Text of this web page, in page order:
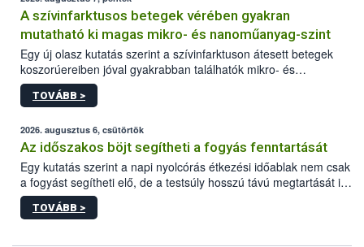
A szívinfarktusos betegek vérében gyakran
mutatható ki magas mikro- és nanoműanyag-szint
Egy új olasz kutatás szerint a szívinfarktuson átesett betegek
koszorúereiben jóval gyakrabban találhatók mikro- és
nanoműanyag-részecskék, mint az egészséges személyeknél.
TOVÁBB >
2026. augusztus 6, csütörtök
Az időszakos böjt segítheti a fogyás fenntartását
Egy kutatás szerint a napi nyolcórás étkezési időablak nem csak
a fogyást segítheti elő, de a testsúly hosszú távú megtartását is
támogathatja túlsúlyos és elhízott felnőtteknél.
TOVÁBB >